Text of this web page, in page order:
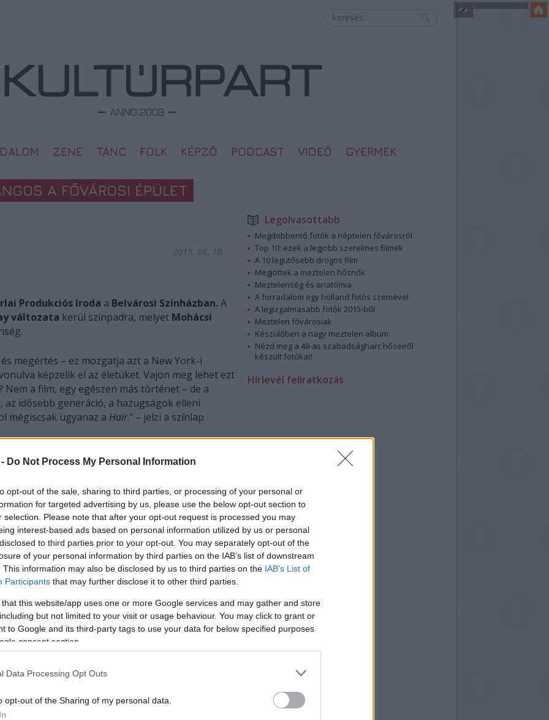
Do Not Process My Personal Information
opt-out of the sale, sharing to third parties, or processing of your personal or
for targeted advertising by us, please use the below opt-out section to
selection. Please note that after your opt-out request is processed you may
interest-based ads based on personal information utilized by us or personal
to third parties prior to your opt-out. You may separately opt-out of the
of your personal information by third parties on the IAB’s list of downstream
This information may also be disclosed by us to third parties on the IAB’s List of
Participants that may further disclose it to other third parties.
that this website/app uses one or more Google services and may gather and store
but not limited to your visit or usage behaviour. You may click to grant or
to Google and its third-party tags to use your data for below specified purposes
consent section.
Data Processing Opt Outs
opt-out of the Sharing of my personal data.
ZENE TÁNC FOLK KÉPZŐ PODCAST VIDEÓ GYERMEK
A FŐVÁROSI ÉPÜLET
2015. 06. 10.
Produkciós Iroda a Belvárosi Színházban.A
változata kerül színpadra, melyet Mohácsi
megértés – ez mozgatja azt a New York-i
képzelik el az életüket. Vajon meg lehet ezt
a film, egy egészen más történet – de a
idősebb generáció, a hazugságok elleni
mégiscsak ugyanaz a Hair.” – jelzi a színlap.
fotó: Takács Attila
Legolvasottabb
Megdöbbentő fotók a néptelen fővárosról
Top 10: ezek a legjobb szerelmes filmek
A 10 legütősebb drogos film
Megjöttek a meztelen hősnők
Meztelenség és anatómia
A forradalom egy holland fotós szemével
A legizgalmasabb fotók 2015-ből
Meztelen fővárosiak
Készülőben a nagy meztelen album
Nézd meg a 48-as szabadságharc hőseiről
készült fotókat!
Hírlevél feliratkozás